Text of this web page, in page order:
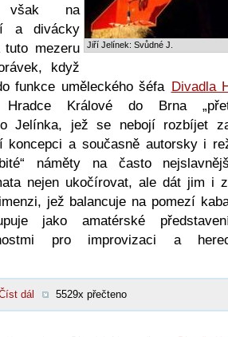
Jiří Jelínek: Svůdné J.
však na
a divácky
mezeru
když
funkce uměleckého šéfa Divadla
Králové do Brna
Jelínka, jež se nebojí rozbíjet
koncepci a současně autorsky i
náměty na často
nejen ukočírovat, ale dát jim i
jež balancuje na pomezí
jako amatérské
pro improvizaci a
dál 5529x přečteno